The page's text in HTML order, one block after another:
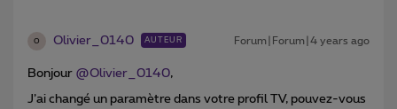
O Olivier_0140 AUTEUR Forum|Forum|4 years ago
Bonjour @Olivier_0140,
J’ai changé un paramètre dans votre profil TV, pouvez-vous